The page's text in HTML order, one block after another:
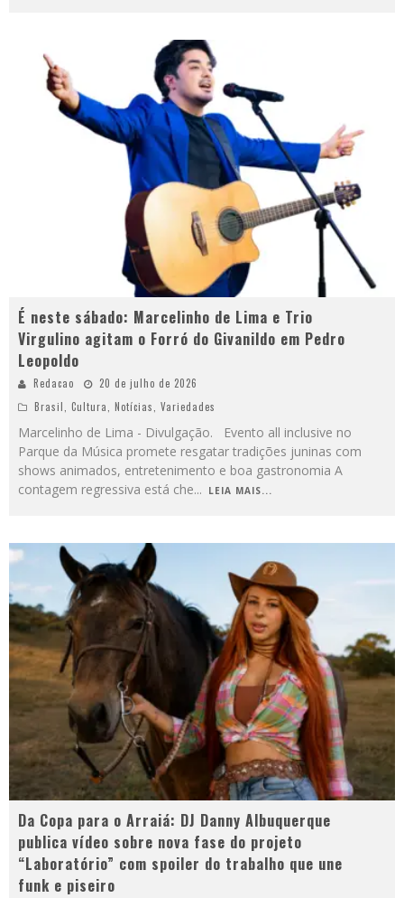
É neste sábado: Marcelinho de Lima e Trio
Virgulino agitam o Forró do Givanildo em Pedro
Leopoldo
Redacao
20 de julho de 2026
Brasil
Cultura Notícias Variedades
Marcelinho de Lima - Divulgação. Evento all inclusive no
Parque da Música promete resgatar tradições juninas com
shows animados, entretenimento e boa gastronomia A
contagem regressiva está che... LEIA MAIS...
Da Copa para o Arraiá: DJ Danny Albuquerque
publica vídeo sobre nova fase do projeto
“Laboratório” com spoiler do trabalho que une
funk e piseiro